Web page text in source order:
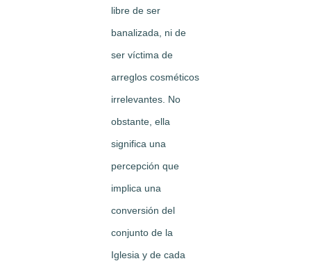
libre de ser
banalizada, ni de
ser víctima de
arreglos cosméticos
irrelevantes. No
obstante, ella
significa una
percepción que
implica una
conversión del
conjunto de la
Iglesia y de cada